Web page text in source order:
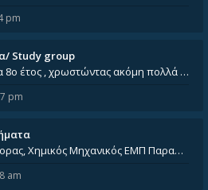
pm
Study group
Έχοντας φτάσει πια 8ο έτος , χρωστώντας ακόμη πολλά και χωρίς καμία όρεξη ούτε να διαβάσω μόνος μου ούτε να παρακολουθήσ
pm
Υποψήφιος Διδάκτορας, Χημικός Μηχανικός ΕΜΠ Παραδίδω ιδιαίτερα μαθήματα μέσης και ανώτατης εκπαίδευσης σε θετικές και τε
am